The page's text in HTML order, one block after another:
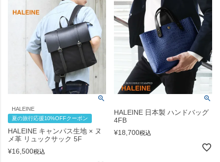
HALEINE
夏の旅行応援10%OFFクーポン
HALEINE キャンパス生地 × ヌ
メ革 リュックサック 5F
¥16,500税込
HALEINE 日本製 ハンドバッグ
4FB
¥18,700税込